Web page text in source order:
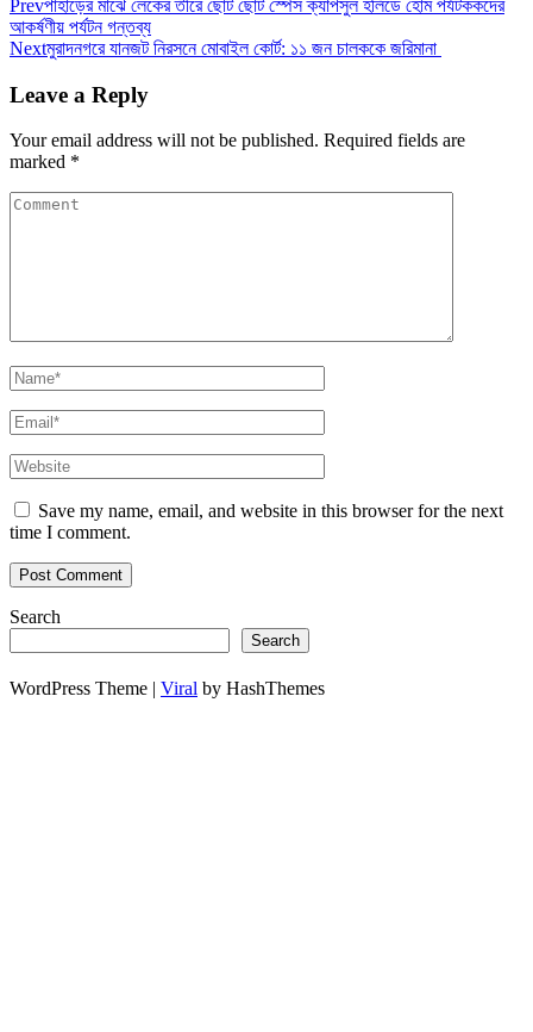
Prevপাহাড়ের মাঝে লেকের তীরে ছোট ছোট স্পেস ক্যাপসুল হলিডে হোম পর্যটককদের
আকর্ষণীয় পর্যটন গন্তব্য
Nextমুরাদনগরে যানজট নিরসনে মোবাইল কোর্ট: ১১ জন চালককে জরিমানা
Leave a Reply
Your email address will not be published. Required fields are
marked *
Save my name, email, and website in this browser for the next
time I comment.
Search
Search
WordPress Theme | Viral by HashThemes